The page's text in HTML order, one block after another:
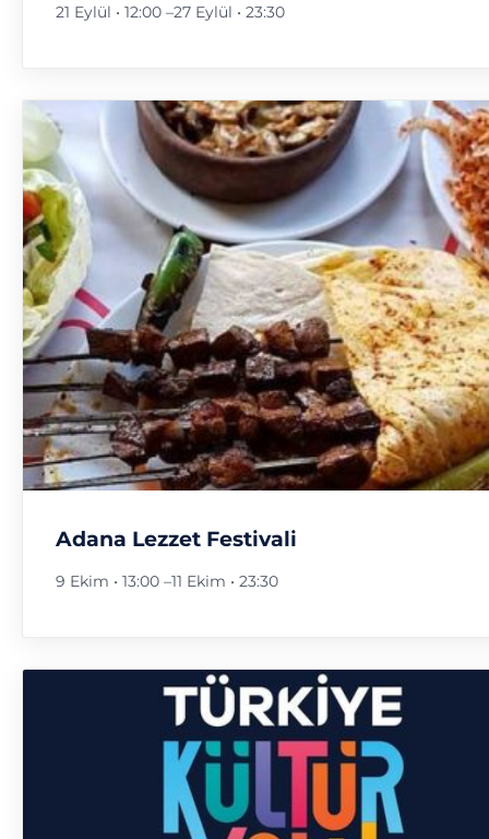
21 Eylül • 12:00 –27 Eylül • 23:30
Adana Lezzet Festivali
9 Ekim • 13:00 –11 Ekim • 23:30